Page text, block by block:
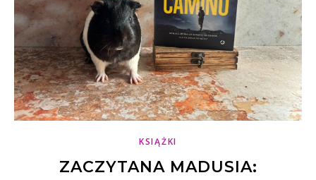
KSIĄŻKI
ZACZYTANA MADUSIA: